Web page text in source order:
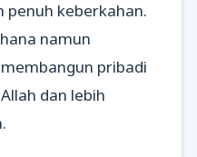
penuh keberkahan.
namun
pribadi
dan lebih